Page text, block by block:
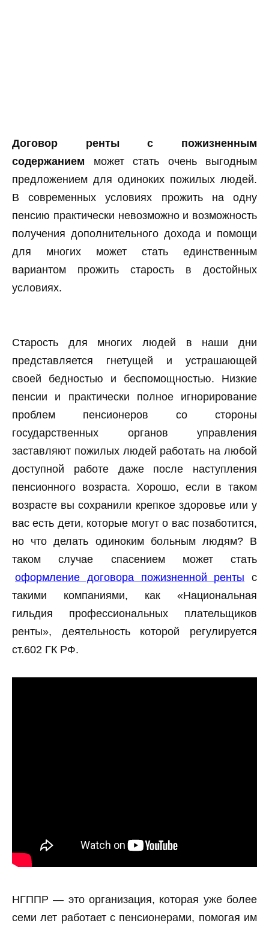
Договор ренты с пожизненным
содержанием может стать очень выгодным
предложением для одиноких пожилых людей.
В современных условиях прожить на одну
пенсию практически невозможно и возможность
получения дополнительного дохода и помощи
для многих может стать единственным
вариантом прожить старость в достойных
условиях.
Старость для многих людей в наши дни
представляется гнетущей и устрашающей
своей бедностью и беспомощностью. Низкие
пенсии и практически полное игнорирование
проблем пенсионеров со стороны
государственных органов управления
заставляют пожилых людей работать на любой
доступной работе даже после наступления
пенсионного возраста. Хорошо, если в таком
возрасте вы сохранили крепкое здоровье или у
вас есть дети, которые могут о вас позаботится,
но что делать одиноким больным людям? В
таком случае спасением может стать
оформление договора пожизненной ренты с
такими компаниями, как «Национальная
гильдия профессиональных плательщиков
ренты», деятельность которой регулируется
ст.602 ГК РФ.
НГППР — это организация, которая уже более
семи лет работает с пенсионерами, помогая им